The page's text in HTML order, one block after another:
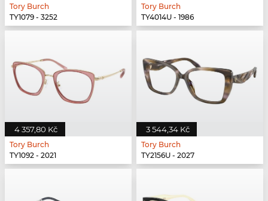
Tory Burch
TY1079 - 3252
Tory Burch
TY4014U - 1986
4 357,80 Kč
Tory Burch
TY1092 - 2021
3 544,34 Kč
Tory Burch
TY2156U - 2027